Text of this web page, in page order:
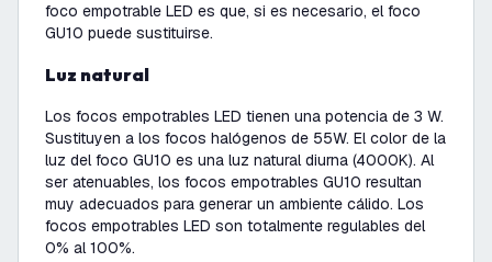
foco empotrable LED es que, si es necesario, el foco
GU10 puede sustituirse.
Luz natural
Los focos empotrables LED tienen una potencia de 3 W.
Sustituyen a los focos halógenos de 55W. El color de la
luz del foco GU10 es una luz natural diurna (4000K). Al
ser atenuables, los focos empotrables GU10 resultan
muy adecuados para generar un ambiente cálido. Los
focos empotrables LED son totalmente regulables del
0% al 100%.